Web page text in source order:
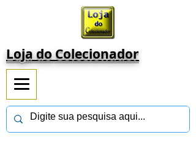
Loja do Colecionador